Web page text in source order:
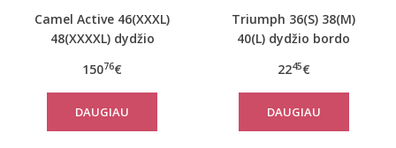
Camel Active 46(XXXL)
48(XXXXL) dydžio
spalvos moteriškas
paltas 310760
15076€
DAUGIAU
Triumph 36(S) 38(M)
40(L) dydžio bordo
palaidinė Climate
Control LSL Top Turtle
Neck
2245€
DAUGIAU